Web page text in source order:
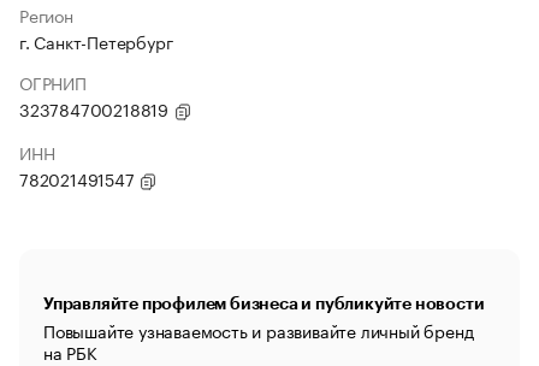
Регион
г. Санкт-Петербург
ОГРНИП
323784700218819
ИНН
782021491547
Управляйте профилем бизнеса и публикуйте новости
Повышайте узнаваемость и развивайте личный бренд
на РБК